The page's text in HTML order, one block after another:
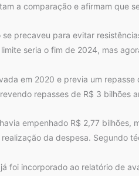
a comparação e afirmam que
se precaveu para evitar
seria o fim de 2024, mas
em 2020 e previa um
repasses de R$ 3 bilhões
empenhado R$ 2,77
da despesa. Segundo
foi incorporado ao relatório de